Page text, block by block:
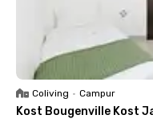
Coliving • Campur
Kost Bougenville Kost